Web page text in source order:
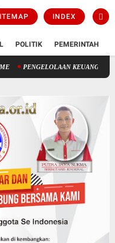
INDEX
POLITIK PEMERINTAH
TAKDIR ILAHI DAN TEKNOLOGI